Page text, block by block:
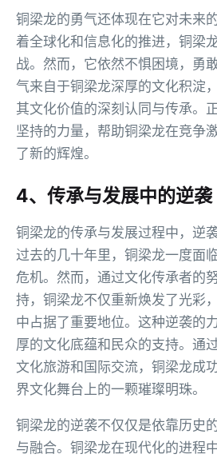
铜梁龙的勇气还体现在它对未来
着全球化和信息化的推进，铜梁
战。然而，它依然不惧困境，勇
气来自于铜梁龙深厚的文化积淀
其文化价值的深刻认同与传承。
坚持的力量，帮助铜梁龙在竞争
了新的辉煌。
4、传承与发展中的逆袭
铜梁龙的传承与发展过程中，逆
过去的几十年里，铜梁龙一度面
危机。然而，通过文化传承者的
持，铜梁龙不仅重新焕发了光彩
中占据了重要地位。这种逆袭的
厚的文化底蕴和民众的支持。通
文化旅游和国际交流，铜梁龙成
界文化舞台上的一颗璀璨明珠。
铜梁龙的逆袭不仅仅是依靠历史
与融合。铜梁龙在现代化的进程